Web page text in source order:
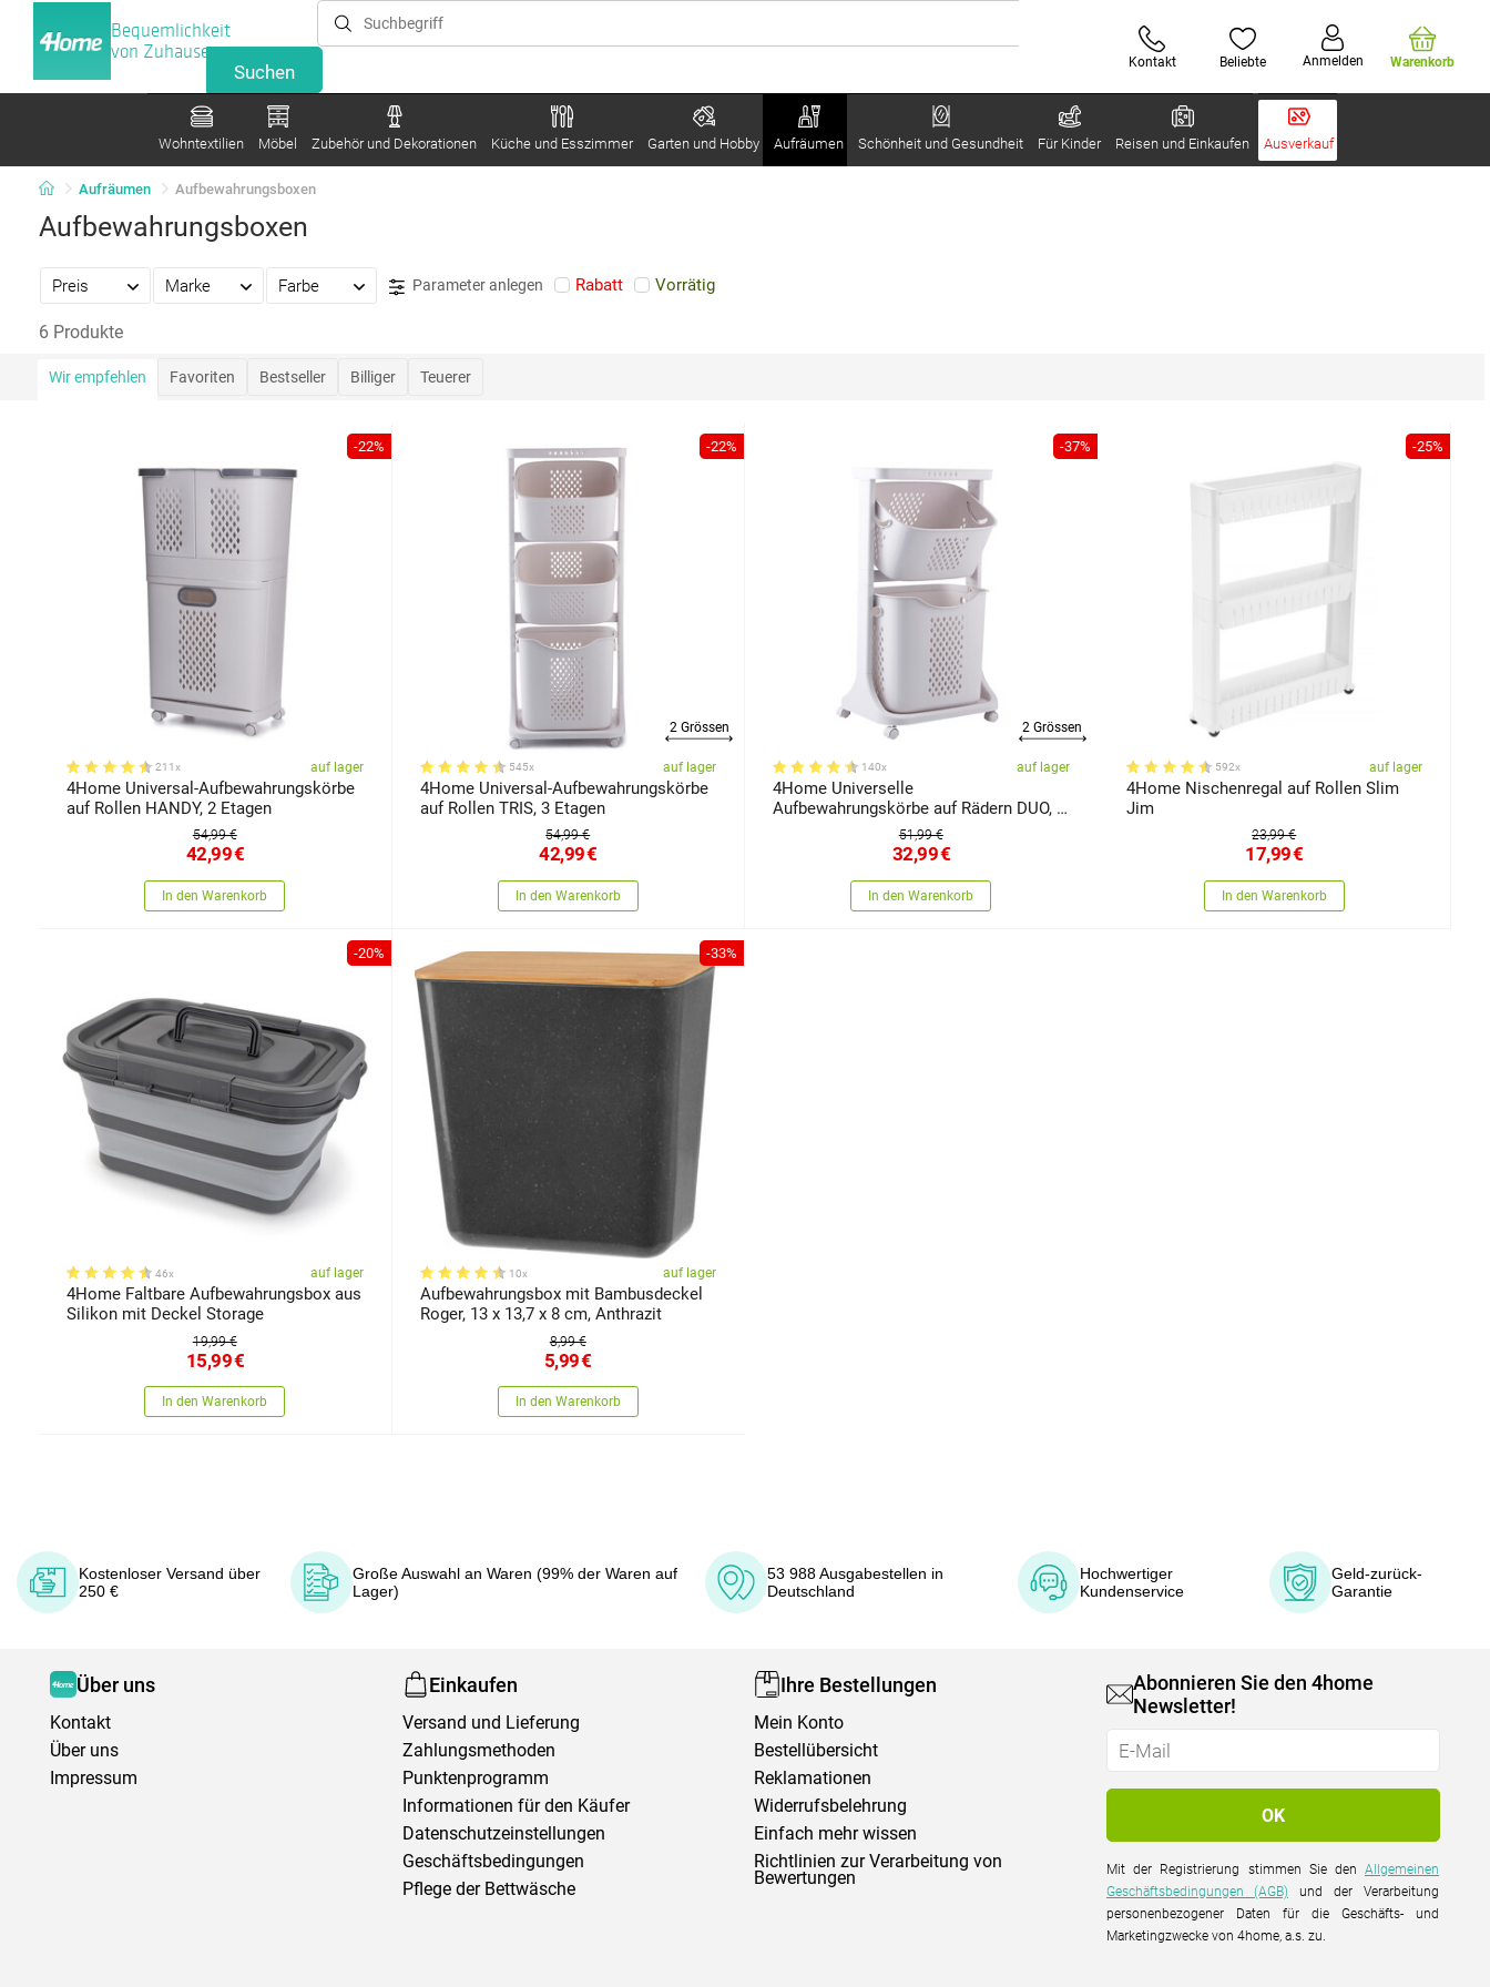
Bequemlichkeit
von Zuhause
Kontakt Beliebte Anmelden Warenkorb
Wohntextilien Möbel Zubehör und Dekorationen Küche und Esszimmer Garten und Hobby Aufräumen Schönheit und Gesundheit Für Kinder Reisen und Einkaufen Ausverkauf
Aufräumen Aufbewahrungsboxen
Aufbewahrungsboxen
Preis Marke Farbe Parameter anlegen Rabatt Vorrätig
6 Produkte
Wir empfehlen Favoriten Bestseller Billiger Teuerer
-22%
211x auf lager
4Home Universal-Aufbewahrungskörbe
auf Rollen HANDY, 2 Etagen
54,99 €
42,99€
In den Warenkorb
-22%
2 Grössen
545x auf lager
4Home Universal-Aufbewahrungskörbe
auf Rollen TRIS, 3 Etagen
54,99 €
42,99€
In den Warenkorb
-37%
2 Grössen
140x auf lager
4Home Universelle
Aufbewahrungskörbe auf Rädern DUO, 2
51,99 €
32,99€
In den Warenkorb
-25%
592x auf lager
4Home Nischenregal auf Rollen Slim
Jim
23,99 €
17,99€
In den Warenkorb
-20%
46x auf lager
4Home Faltbare Aufbewahrungsbox aus
Silikon mit Deckel Storage
19,99 €
15,99€
In den Warenkorb
-33%
10x auf lager
Aufbewahrungsbox mit Bambusdeckel
Roger, 13 x 13,7 x 8 cm, Anthrazit
8,99 €
5,99€
In den Warenkorb
Kostenloser Versand über
250 €
Große Auswahl an Waren (99% der Waren auf
Lager)
53 988 Ausgabestellen in
Deutschland
Hochwertiger
Kundenservice
Geld-zurück-
Garantie
Über uns
Kontakt
Über uns
Impressum
Einkaufen
Versand und Lieferung
Zahlungsmethoden
Punktenprogramm
Informationen für den Käufer
Datenschutzeinstellungen
Geschäftsbedingungen
Pflege der Bettwäsche
Ihre Bestellungen
Mein Konto
Bestellübersicht
Reklamationen
Widerrufsbelehrung
Einfach mehr wissen
Richtlinien zur Verarbeitung von
Bewertungen
Abonnieren Sie den 4home
Newsletter!
Mit der Registrierung stimmen Sie denAllgemeinen
Geschäftsbedingungen (AGB) und der Verarbeitung
personenbezogener Daten für die Geschäfts- und
Marketingzwecke von 4home, a.s. zu.